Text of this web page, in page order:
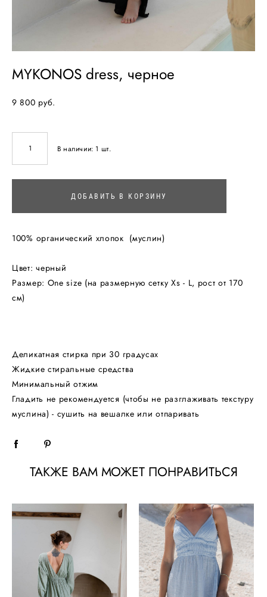
MYKONOS dress, черное
9 800 pуб.
В наличии: 1 шт.
ДОБАВИТЬ В КОРЗИНУ
100% органический хлопок (муслин)
Цвет: черный
Размер: One size (на размерную сетку Xs - L, рост от 170
см)
Деликатная стирка при 30 градусах
Жидкие стиральные средства
Минимальный отжим
Гладить не рекомендуется (чтобы не разглаживать текстуру
муслина) - сушить на вешалке или отпаривать
ТАКЖЕ ВАМ МОЖЕТ ПОНРАВИТЬСЯ